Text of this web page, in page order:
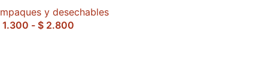
y desechables
1.300 - $ 2.800